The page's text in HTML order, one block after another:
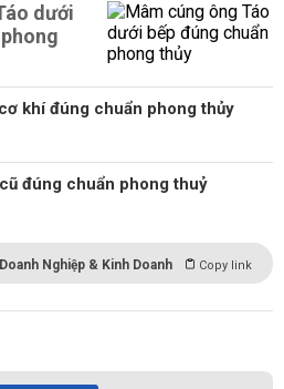
dưới
khí đúng chuẩn phong thủy
đúng chuẩn phong thuỷ
Doanh Nghiệp & Kinh Doanh Copy link